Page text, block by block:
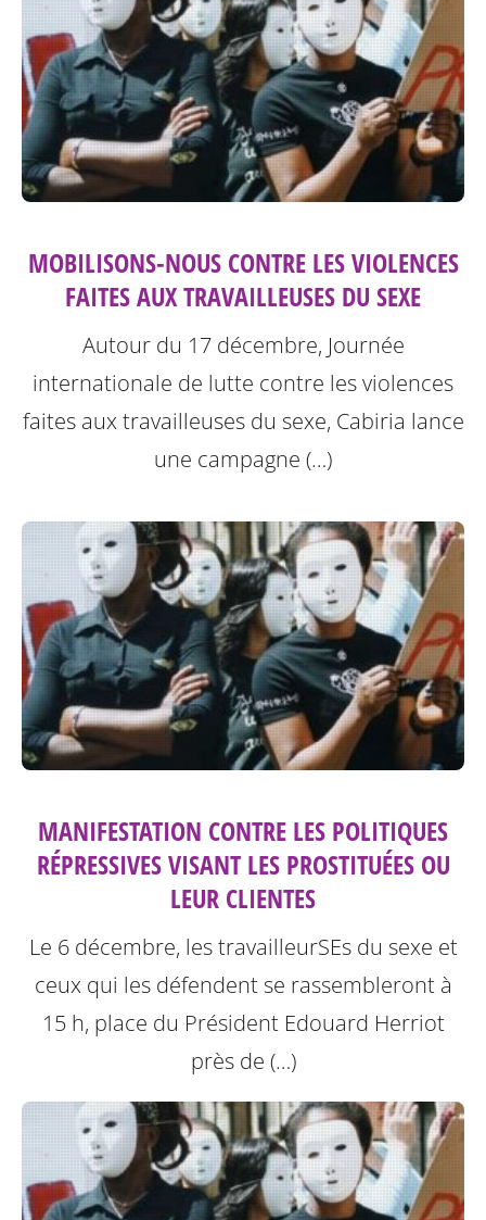
MOBILISONS-NOUS CONTRE LES VIOLENCES
FAITES AUX TRAVAILLEUSES DU SEXE
Autour du 17 décembre, Journée
internationale de lutte contre les violences
faites aux travailleuses du sexe, Cabiria lance
une campagne (…)
MANIFESTATION CONTRE LES POLITIQUES
RÉPRESSIVES VISANT LES PROSTITUÉES OU
LEUR CLIENTES
Le 6 décembre, les travailleurSEs du sexe et
ceux qui les défendent se rassembleront à
15 h, place du Président Edouard Herriot
près de (…)